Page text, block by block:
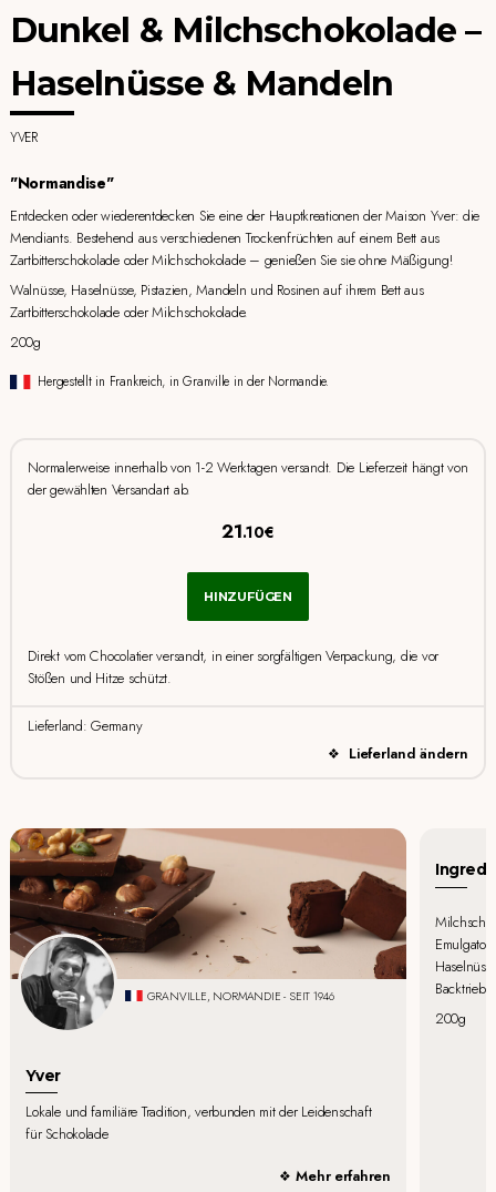
Dunkel & Milchschokolade –
Haselnüsse & Mandeln
YVER
"Normandise"
Entdecken oder wiederentdecken Sie eine der Hauptkreationen der Maison Yver: die
Mendiants. Bestehend aus verschiedenen Trockenfrüchten auf einem Bett aus
Zartbitterschokolade oder Milchschokolade – genießen Sie sie ohne Mäßigung!
Walnüsse, Haselnüsse, Pistazien, Mandeln und Rosinen auf ihrem Bett aus
Zartbitterschokolade oder Milchschokolade.
200g
Hergestellt in Frankreich, in Granville in der Normandie.
Normalerweise innerhalb von 1-2 Werktagen versandt. Die Lieferzeit hängt von
der gewählten Versandart ab.
21.10€
HINZUFÜGEN
Direkt vom Chocolatier versandt, in einer sorgfältigen Verpackung, die vor
Stößen und Hitze schützt.
Lieferland: Germany
Lieferland ändern
GRANVILLE, NORMANDIE - SEIT 1946
Yver
Lokale und familiäre Tradition, verbunden mit der Leidenschaft
für Schokolade
Mehr erfahren
200g